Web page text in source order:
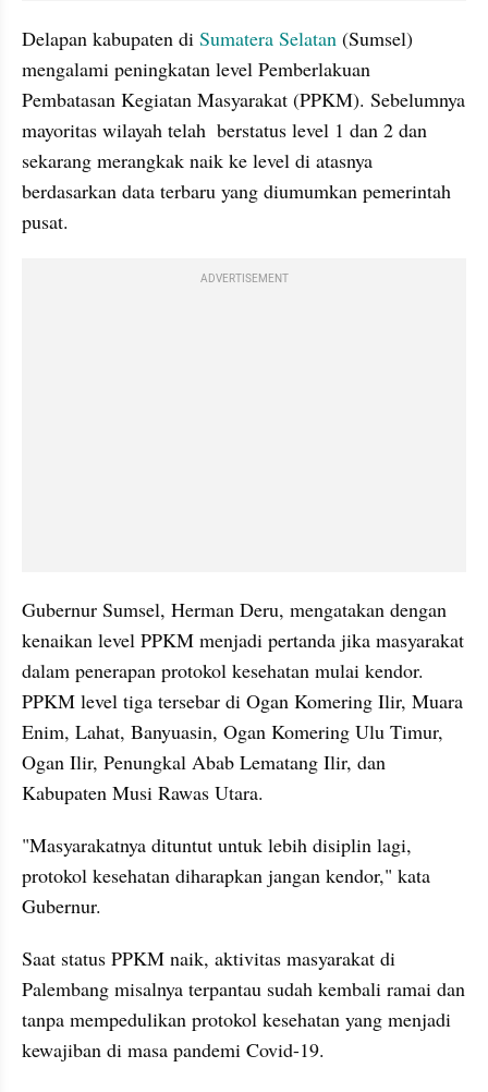
Delapan kabupaten di Sumatera Selatan (Sumsel)
mengalami peningkatan level Pemberlakuan
Pembatasan Kegiatan Masyarakat (PPKM). Sebelumnya
mayoritas wilayah telah  berstatus level 1 dan 2 dan
sekarang merangkak naik ke level di atasnya
berdasarkan data terbaru yang diumumkan pemerintah
pusat.
ADVERTISEMENT
Gubernur Sumsel, Herman Deru, mengatakan dengan
kenaikan level PPKM menjadi pertanda jika masyarakat
dalam penerapan protokol kesehatan mulai kendor.
PPKM level tiga tersebar di Ogan Komering Ilir, Muara
Enim, Lahat, Banyuasin, Ogan Komering Ulu Timur,
Ogan Ilir, Penungkal Abab Lematang Ilir, dan
Kabupaten Musi Rawas Utara.
"Masyarakatnya dituntut untuk lebih disiplin lagi,
protokol kesehatan diharapkan jangan kendor," kata
Gubernur.
Saat status PPKM naik, aktivitas masyarakat di
Palembang misalnya terpantau sudah kembali ramai dan
tanpa mempedulikan protokol kesehatan yang menjadi
kewajiban di masa pandemi Covid-19.